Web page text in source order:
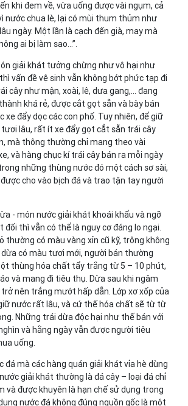
khi đem về, vừa uống được vài ngụm, cả
nước chua lè, lại có mùi thum thủm như
ngày. Một lần là cạch đến già, may mà
ai bị làm sao...”.
giải khát tưởng chừng như vô hại như
vấn đề vệ sinh vẫn không bớt phức tạp đi
cây như mận, xoài, lê, dưa gang,... đang
khá rẻ, được cắt gọt sẵn và bày bán
xe đẩy dọc các con phố. Tuy nhiên, để giữ
lâu, rất ít xe đẩy gọt cẳt sẵn trái cây
mà thông thường chỉ mang theo vài
và hàng chục kí trái cây bán ra mỗi ngày
những thùng nước đó một cách sơ sài,
cho vào bịch đá và trao tận tay người
- món nước giải khát khoái khẩu và ngỡ
thì vẫn có thể là nguy cơ đáng lo ngại.
thường có màu vàng xỉn cũ kỹ, trông không
có màu tươi mới, người bán thường
thùng hóa chất tẩy trắng từ 5 – 10 phút,
và mang đi tiêu thụ. Dừa sau khi ngâm
nên trắng mướt hấp dẫn. Lớp xơ xốp của
nước rất lâu, và cứ thế hóa chất sẽ từ từ
Những trái dừa độc hại như thế bán với
và hằng ngày vẫn được người tiêu
uống.
đá mà các hàng quán giải khát vỉa hè dùng
giải khát thường là đá cây – loại đá chỉ
và được khuyên là hạn chế sử dụng trong
nước đá không đúng nguồn gốc là một